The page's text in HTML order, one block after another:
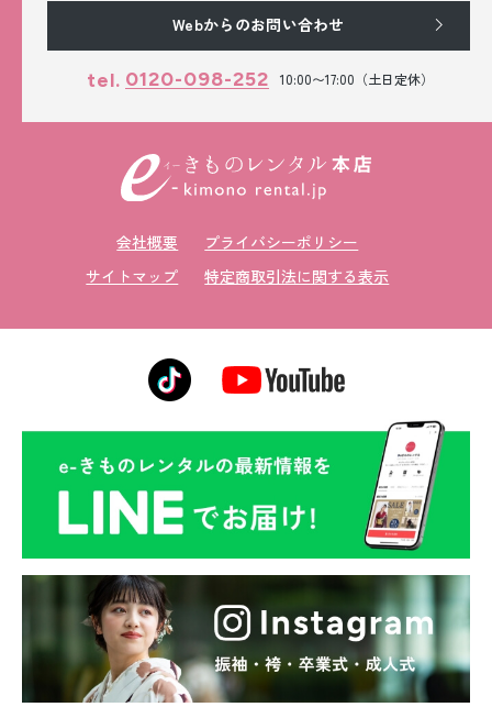
Webからのお問い合わせ
tel. 0120-098-252 10:00〜17:00（土日定休）
会社概要
プライバシーポリシー
サイトマップ
特定商取引法に関する表示